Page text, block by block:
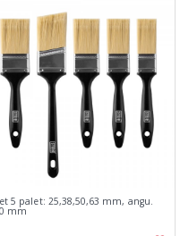
5 palet: 25,38,50,63 mm, angu.
mm